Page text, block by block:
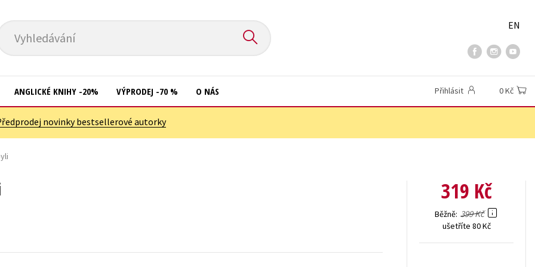
Vyhledávání
EN
ANGLICKÉ KNIHY -20% VÝPRODEJ -70 % O NÁS Přihlásit 0 Kč
novinky bestsellerové autorky
319 Kč
Běžně 399 Kč
ušetříte 80 Kč